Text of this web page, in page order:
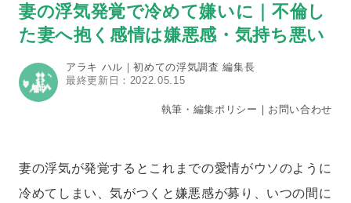
妻の浮気発覚で冷めて嫌いに｜不倫し
た妻へ抱く感情は嫌悪感・気持ち悪い
アラキ ハル｜初めての浮気調査 編集長
最終更新日：2022.05.15
執筆・編集ポリシー ｜ お問い合わせ
妻の浮気が発覚するとこれまでの愛情がウソのように
冷めてしまい、気がつくと嫌悪感が募り、いつの間に